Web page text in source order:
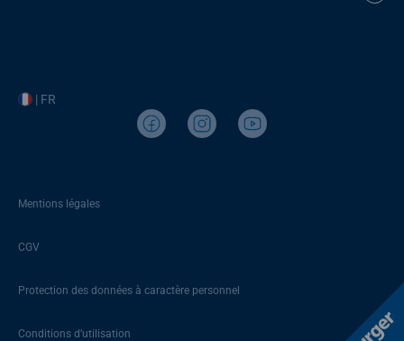
| FR
Mentions légales
CGV
Protection des données à caractère personnel
Conditions d’utilisation